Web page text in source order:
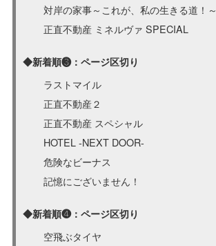
対岸の家事～これが、私の生きる道！～
正直不動産 ミネルヴァ SPECIAL
◆新着順❸：ページ区切り
ラストマイル
正直不動産２
正直不動産 スペシャル
HOTEL -NEXT DOOR-
危険なビーナス
記憶にございません！
◆新着順❹：ページ区切り
空飛ぶタイヤ